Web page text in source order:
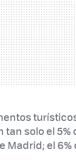
solo el 5%
Madrid; el 6%